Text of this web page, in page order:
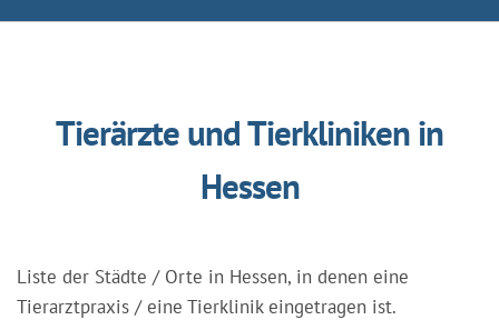
Tierärzte und Tierkliniken in
Hessen
Liste der Städte / Orte in Hessen, in denen eine
Tierarztpraxis / eine Tierklinik eingetragen ist.